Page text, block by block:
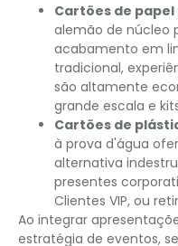
Cartões de
alemão de núcleo
acabamento em
tradicional,
são altamente
grande escala e
Cartões de
à prova d'água
alternativa
presentes
Clientes VIP, ou
Ao integrar
estratégia de eventos,